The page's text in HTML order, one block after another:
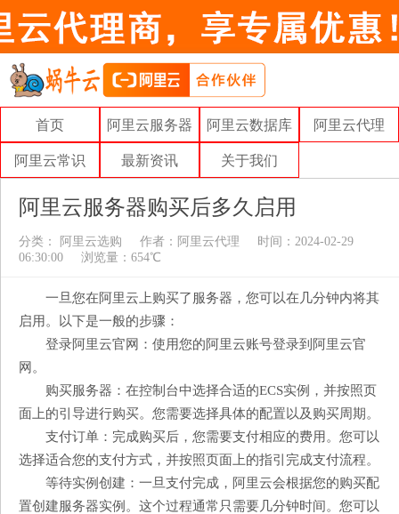
首页 阿里云服务器 阿里云数据库 阿里云代理
阿里云常识 最新资讯 关于我们
阿里云服务器购买后多久启用
分类： 阿里云选购 作者： 阿里云代理
时间：2024-02-29
06:30:00
浏览量：654℃
一旦您在阿里云上购买了服务器，您可以在几分钟内将其
启用。以下是一般的步骤：
登录阿里云官网：使用您的阿里云账号登录到阿里云官
网。
购买服务器：在控制台中选择合适的ECS实例，并按照页
面上的引导进行购买。您需要选择具体的配置以及购买周期。
支付订单：完成购买后，您需要支付相应的费用。您可以
选择适合您的支付方式，并按照页面上的指引完成支付流程。
等待实例创建：一旦支付完成，阿里云会根据您的购买配
置创建服务器实例。这个过程通常只需要几分钟时间。您可以